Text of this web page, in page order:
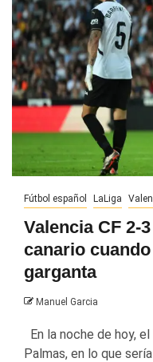
Fútbol español LaLiga
Valencia CF 2-
canario
garganta
Manuel Garcia
En la noche de hoy,
Palmas, en lo que